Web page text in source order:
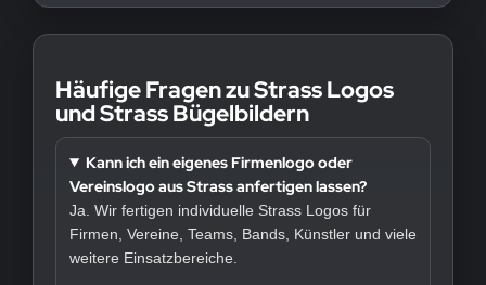
Häufige Fragen zu Strass Logos
und Strass Bügelbildern
Kann ich ein eigenes Firmenlogo oder
Vereinslogo aus Strass anfertigen lassen?
Ja. Wir fertigen individuelle Strass Logos für
Firmen, Vereine, Teams, Bands, Künstler und viele
weitere Einsatzbereiche.